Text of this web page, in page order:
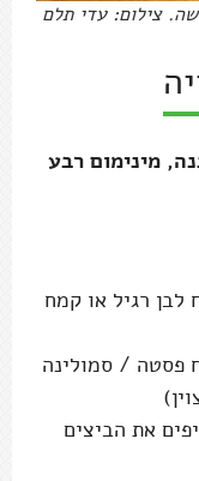
צילום: עדי תלם
10-20 דקות הכנה, מינימום רבע
קמח לבן רגיל או קמח
קמח פסטה / סמולינה
את הביצים